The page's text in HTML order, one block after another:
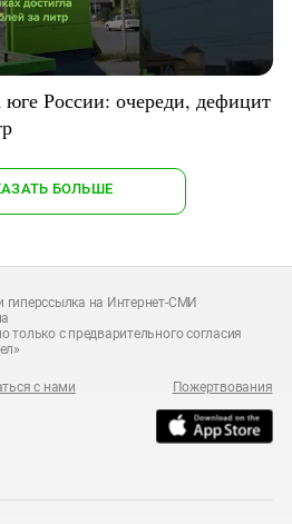
России: очереди, дефицит
БОЛЬШЕ
на Интернет-СМИ
с предварительного согласия
с нами Пожертвования